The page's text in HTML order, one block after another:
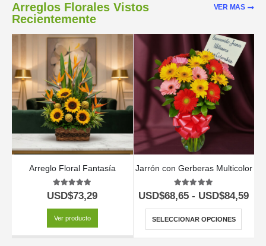
VER MAS
Arreglos Florales Vistos
Recientemente
Arreglo Floral Fantasía
5.00out of 5
USD$73,29
Ver producto
Jarrón con Gerberas Multicolor
5.00 out of 5
USD$68,65 - USD$84,59
SELECCIONAR OPCIONES